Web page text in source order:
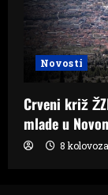
Novosti
Crveni križ
mlade u
8